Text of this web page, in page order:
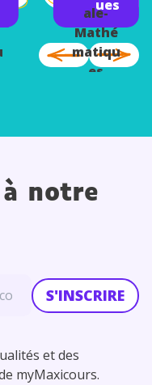
ues
ale-
Mathé
matiqu
es
notre
S'INSCRIRE
et des
myMaxicours.